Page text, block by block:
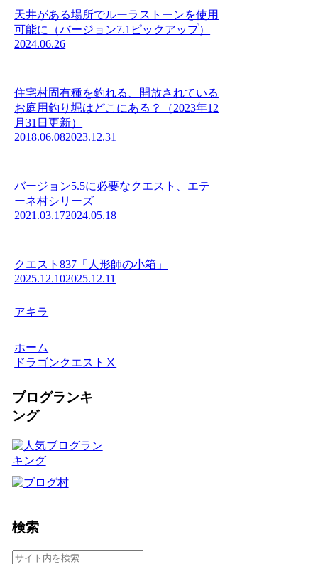
天井がある場所でルーラストーンを使用
可能に（バージョン7.1ピックアップ）
2024.06.26
住宅村固有種を釣れる、開放されている
お庭用釣り堀はどこにある？（2023年12
月31日更新）
2018.06.082023.12.31
バージョン5.5に必要なクエスト、エテ
ーネ村シリーズ
2021.03.172024.05.18
クエスト837「人形師の小箱」
2025.12.102025.12.11
アキラ
ホーム
ドラゴンクエストⅩ
ブログランキ
ング
検索